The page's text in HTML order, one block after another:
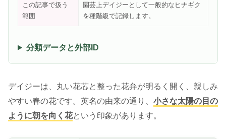
この記事で扱う
範囲
園芸上デイジーとして一般的なヒナギク
を種階級で記録します。
分類データと外部ID
デイジーは、丸い花芯と整った花弁が明るく開く、親しみ
やすい春の花です。英名の由来の通り、 小さな太陽の目の
ように朝を向く花という印象があります。